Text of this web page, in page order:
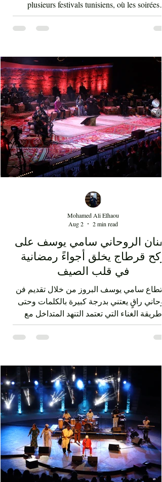
international de Sfax - Par
Le concert de Kaso s'inscrit donc dans une
tendance observée ces dernières saisons dans
fortes affluences. Cette montée en puissance
témoigne d'une transformation des goûts
du public et de l'intégration durable du rap au
de la scène artistique nationale, depuis
au moins 15 ans. Au-delà de la performance
l'artiste Kaso, cette soirée au Théâtre d'été de
الروحاني سامي يوسف على
ركح قرطاج يخلق أجواءً رمضانية
في قلب الصيف
سامي يوسف البروز من خلال تقديم فن
راقٍ يعتني بدرجة كبيرة بالكلمات وحتى
يوسف ليس متقوقعاً على الهوية الشرقية بل
صوتا منفتحا على العالمية من خلال عناصر
الذين جاؤوا من مشارب وبلدان مختلفة،
نذكر على سبيل المثال مغنياً من إسبانيا 'إسرا
وعازفاً من الصين وعازفي قيثار من فرنسا.
من خلال النغمات التي تأخذ بعداً وتوزيعاً
في بعض ردهات العرض وقد أبدع في هذه
النغما
Mohamed Ali Elhaou
Aug 2
2 min read